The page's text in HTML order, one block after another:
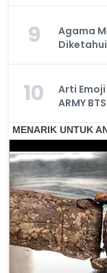
9
Agama
Diketahui
10
Arti
ARMY BTS